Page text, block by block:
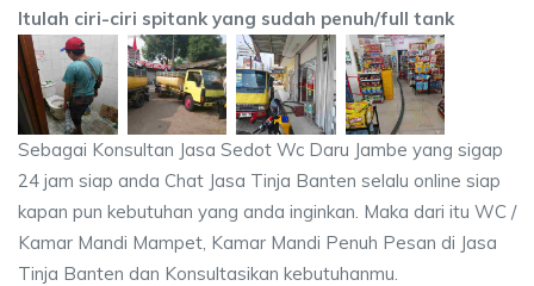
Itulah ciri-ciri spitank yang sudah penuh/full tank
Sebagai Konsultan Jasa Sedot Wc Daru Jambe yang sigap
24 jam siap anda Chat Jasa Tinja Banten selalu online siap
kapan pun kebutuhan yang anda inginkan. Maka dari itu WC /
Kamar Mandi Mampet, Kamar Mandi Penuh Pesan di Jasa
Tinja Banten dan Konsultasikan kebutuhanmu.